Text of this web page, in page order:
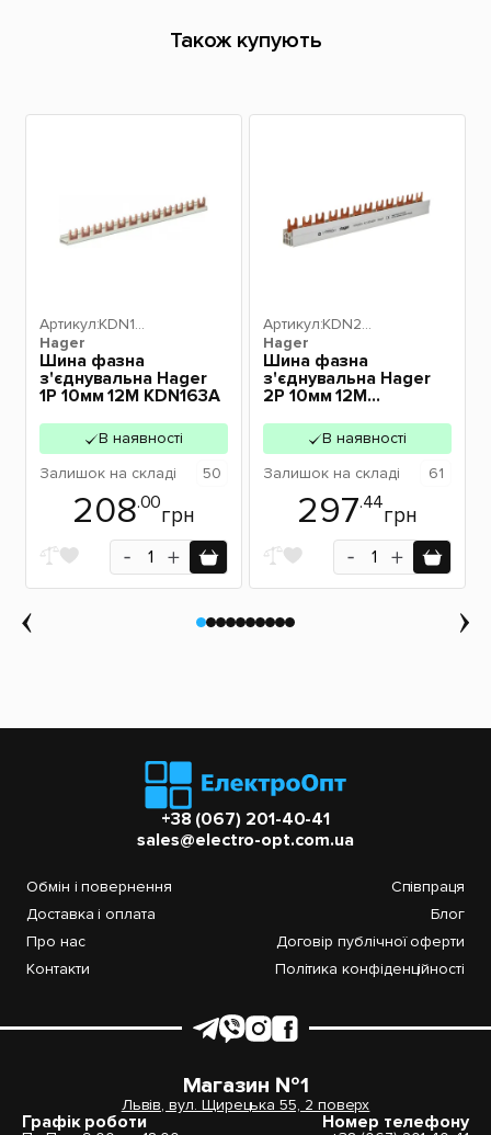
Також купують
Hager
Артикул:KDN16
Шина фазна
з'єднувальна Hager
1P 10мм 12M KDN163A
В наявності
Залишок на складі 50
208.00
грн
Hager
Артикул:KDN26
Шина фазна
з'єднувальна Hager
2P 10мм 12M
В наявності
Залишок на складі 61
297.44
грн
+38 (067) 201-40-41
sales@electro-opt.com.ua
Обмін і повернення
Доставка і оплата
Про нас
Контакти
Співпраця
Блог
Договір публічної оферти
Політика конфіденційності
Магазин №1
Львів, вул. Щирецька 55, 2 поверх
Графік роботи Номер телефону